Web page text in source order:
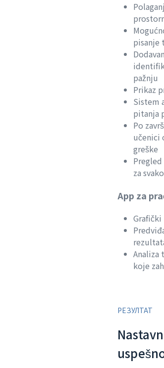
pisanje
pažnju
Prikaz
Sistem
pitanja
Po
učenici
greške
za
App za
Analiza
koje
РЕЗУЛТАТ